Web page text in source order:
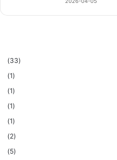
(33)
(1)
(1)
(1)
(1)
(2)
(5)